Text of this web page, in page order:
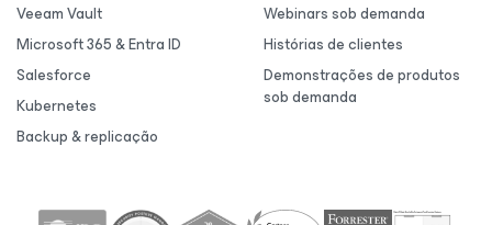
Veeam Vault
Microsoft 365 & Entra ID
Salesforce
Kubernetes
Backup & replicação
Webinars sob demanda
Histórias de clientes
Demonstrações de produtos
sob demanda